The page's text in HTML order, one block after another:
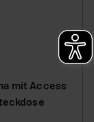
mit Access